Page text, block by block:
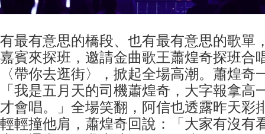
有最有意思的橋段、也有最有意思的歌單
嘉賓來探班，邀請金曲歌王蕭煌奇探班合
〈帶你去逛街〉，掀起全場高潮。蕭煌奇
「我是五月天的司機蕭煌奇，大字報拿高
才會唱。」全場笑翻，阿信也透露昨天彩
輕輕撞他肩，蕭煌奇回說：「大家有沒有